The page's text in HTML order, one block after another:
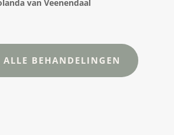
van Veenendaal
ALLE BEHANDELINGEN